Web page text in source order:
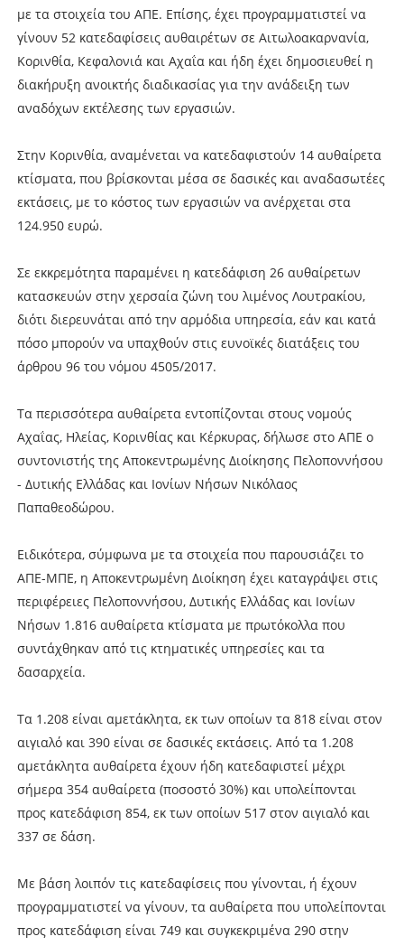
με τα στοιχεία του ΑΠΕ. Επίσης, έχει προγραμματιστεί να
γίνουν 52 κατεδαφίσεις αυθαιρέτων σε Αιτωλοακαρνανία,
Κορινθία, Κεφαλονιά και Αχαΐα και ήδη έχει δημοσιευθεί η
διακήρυξη ανοικτής διαδικασίας για την ανάδειξη των
αναδόχων εκτέλεσης των εργασιών.
Στην Κορινθία, αναμένεται να κατεδαφιστούν 14 αυθαίρετα
κτίσματα, που βρίσκονται μέσα σε δασικές και αναδασωτέες
εκτάσεις, με το κόστος των εργασιών να ανέρχεται στα
124.950 ευρώ.
Σε εκκρεμότητα παραμένει η κατεδάφιση 26 αυθαίρετων
κατασκευών στην χερσαία ζώνη του λιμένος Λουτρακίου,
διότι διερευνάται από την αρμόδια υπηρεσία, εάν και κατά
πόσο μπορούν να υπαχθούν στις ευνοϊκές διατάξεις του
άρθρου 96 του νόμου 4505/2017.
Τα περισσότερα αυθαίρετα εντοπίζονται στους νομούς
Αχαΐας, Ηλείας, Κορινθίας και Κέρκυρας, δήλωσε στο ΑΠΕ ο
συντονιστής της Αποκεντρωμένης Διοίκησης Πελοποννήσου
- Δυτικής Ελλάδας και Ιονίων Νήσων Νικόλαος
Παπαθεοδώρου.
Ειδικότερα, σύμφωνα με τα στοιχεία που παρουσιάζει το
ΑΠΕ-ΜΠΕ, η Αποκεντρωμένη Διοίκηση έχει καταγράψει στις
περιφέρειες Πελοποννήσου, Δυτικής Ελλάδας και Ιονίων
Νήσων 1.816 αυθαίρετα κτίσματα με πρωτόκολλα που
συντάχθηκαν από τις κτηματικές υπηρεσίες και τα
δασαρχεία.
Τα 1.208 είναι αμετάκλητα, εκ των οποίων τα 818 είναι στον
αιγιαλό και 390 είναι σε δασικές εκτάσεις. Από τα 1.208
αμετάκλητα αυθαίρετα έχουν ήδη κατεδαφιστεί μέχρι
σήμερα 354 αυθαίρετα (ποσοστό 30%) και υπολείπονται
προς κατεδάφιση 854, εκ των οποίων 517 στον αιγιαλό και
337 σε δάση.
Με βάση λοιπόν τις κατεδαφίσεις που γίνονται, ή έχουν
προγραμματιστεί να γίνουν, τα αυθαίρετα που υπολείπονται
προς κατεδάφιση είναι 749 και συγκεκριμένα 290 στην